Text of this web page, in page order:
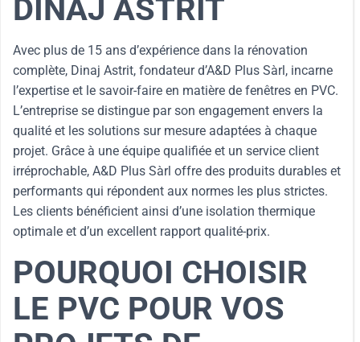
DINAJ ASTRIT
Avec plus de 15 ans d’expérience dans la rénovation
complète, Dinaj Astrit, fondateur d’A&D Plus Sàrl, incarne
l’expertise et le savoir-faire en matière de fenêtres en PVC.
L’entreprise se distingue par son engagement envers la
qualité et les solutions sur mesure adaptées à chaque
projet. Grâce à une équipe qualifiée et un service client
irréprochable, A&D Plus Sàrl offre des produits durables et
performants qui répondent aux normes les plus strictes.
Les clients bénéficient ainsi d’une isolation thermique
optimale et d’un excellent rapport qualité-prix.
POURQUOI CHOISIR
LE PVC POUR VOS